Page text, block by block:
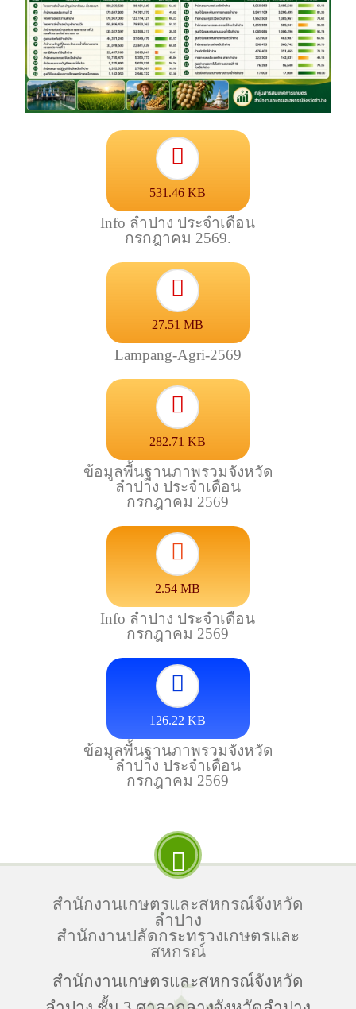
531.46 KB
Info ลำปาง ประจำเดือน
กรกฎาคม 2569.
27.51 MB
Lampang-Agri-2569
282.71 KB
ข้อมูลพื้นฐานภาพรวมจังหวัด
ลำปาง ประจำเดือน
กรกฎาคม 2569
2.54 MB
Info ลำปาง ประจำเดือน
กรกฎาคม 2569
126.22 KB
ข้อมูลพื้นฐานภาพรวมจังหวัด
ลำปาง ประจำเดือน
กรกฎาคม 2569
สำนักงานเกษตรและสหกรณ์จังหวัด
ลำปาง
สำนักงานปลัดกระทรวงเกษตรและ
สหกรณ์
สำนักงานเกษตรและสหกรณ์จังหวัด